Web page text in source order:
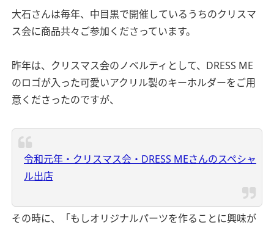
大石さんは毎年、中目黒で開催しているうちのクリスマ
ス会に商品共々ご参加くださっています。
昨年は、クリスマス会のノベルティとして、DRESS ME
のロゴが入った可愛いアクリル製のキーホルダーをご用
意くださったのですが、
令和元年・クリスマス会・DRESS MEさんのスペシャ
ル出店
その時に、「もしオリジナルパーツを作ることに興味が